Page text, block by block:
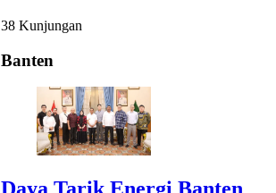
38 Kunjungan
Banten